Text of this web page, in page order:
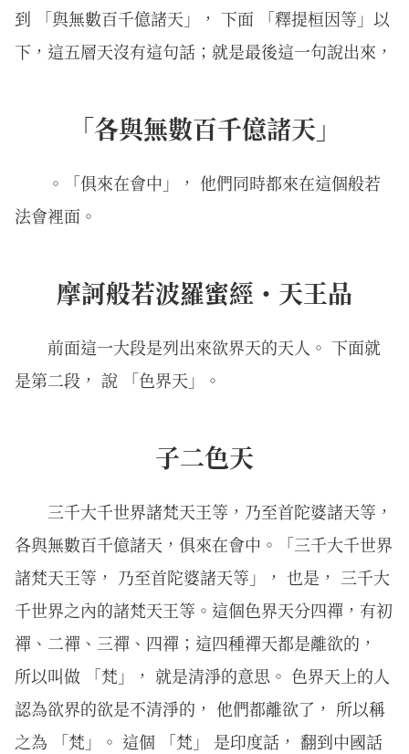
到 「與無數百千億諸天」， 下面 「釋提桓因等」以
下，這五層天沒有這句話；就是最後這一句說出來，
「各與無數百千億諸天」
。「俱來在會中」， 他們同時都來在這個般若
法會裡面。
摩訶般若波羅蜜經・天王品
前面這一大段是列出來欲界天的天人。 下面就
是第二段， 說 「色界天」。
子二色天
三千大千世界諸梵天王等，乃至首陀婆諸天等，
各與無數百千億諸天，俱來在會中。「三千大千世界
諸梵天王等， 乃至首陀婆諸天等」， 也是， 三千大
千世界之內的諸梵天王等。這個色界天分四禪，有初
禪、二禪、三禪、四禪；這四種禪天都是離欲的，
所以叫做 「梵」， 就是清淨的意思。 色界天上的人
認為欲界的欲是不清淨的， 他們都離欲了， 所以稱
之為 「梵」。 這個 「梵」 是印度話， 翻到中國話